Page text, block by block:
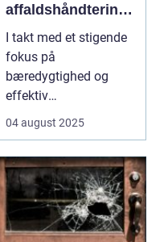
affaldshåndtering
og
ressourcegenanve
ndelse
I takt med et stigende
fokus på
bæredygtighed og
effektiv
bliver spe...
04 august 2025